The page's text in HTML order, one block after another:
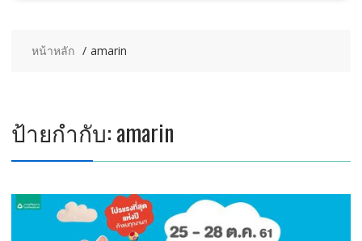
หน้าหลัก amarin
ป้ายกำกับ:amarin